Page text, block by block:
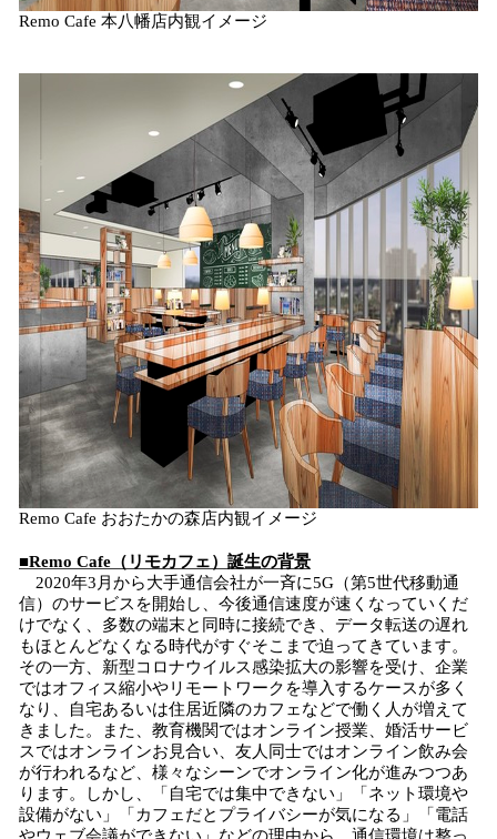
Remo Cafe 本八幡店内観イメージ
Remo Cafe おおたかの森店内観イメージ
■Remo Cafe（リモカフェ） 誕生の背景
2020年3月から大手通信会社が一斉に5G（第5世代移動通
信）のサービスを開始し、今後通信速度が速くなっていくだ
けでなく、多数の端末と同時に接続でき、データ転送の遅れ
もほとんどなくなる時代がすぐそこまで迫ってきています。
その一方、新型コロナウイルス感染拡大の影響を受け、企業
ではオフィス縮小やリモートワークを導入するケースが多く
なり、自宅あるいは住居近隣のカフェなどで働く人が増えて
きました。また、教育機関ではオンライン授業、婚活サービ
スではオンラインお見合い、友人同士ではオンライン飲み会
が行われるなど、様々なシーンでオンライン化が進みつつあ
ります。しかし、「自宅では集中できない」「ネット環境や
設備がない」「カフェだとプライバシーが気になる」「電話